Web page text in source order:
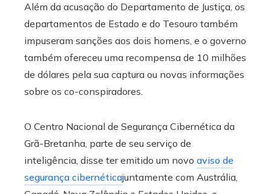
Além da acusação do Departamento de Justiça, os
departamentos de Estado e do Tesouro também
impuseram sanções aos dois homens, e o governo
também ofereceu uma recompensa de 10 milhões
de dólares pela sua captura ou novas informações
sobre os co-conspiradores.
O Centro Nacional de Segurança Cibernética da
Grã-Bretanha, parte de seu serviço de
inteligência, disse ter emitido um novo aviso de
segurança cibernéticajuntamente com Austrália,